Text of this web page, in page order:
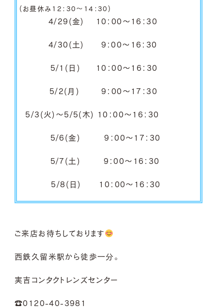
(お昼休み12：30～14：30)
4/29(金) 10：00～16：30
4/30(土) 9：00～16：30
5/1(日) 10：00～16：30
5/2(月) 9：00～17：30
5/3(火)～5/5(木) 10：00～16：30
5/6(金) 9：00～17：30
5/7(土) 9：00～16：30
5/8(日) 10 ：00～16 ：30
ご来店お待ちしております
西鉄久留米駅から徒歩一分。
実吉コンタクトレンズセンター
☎0120-40-3981